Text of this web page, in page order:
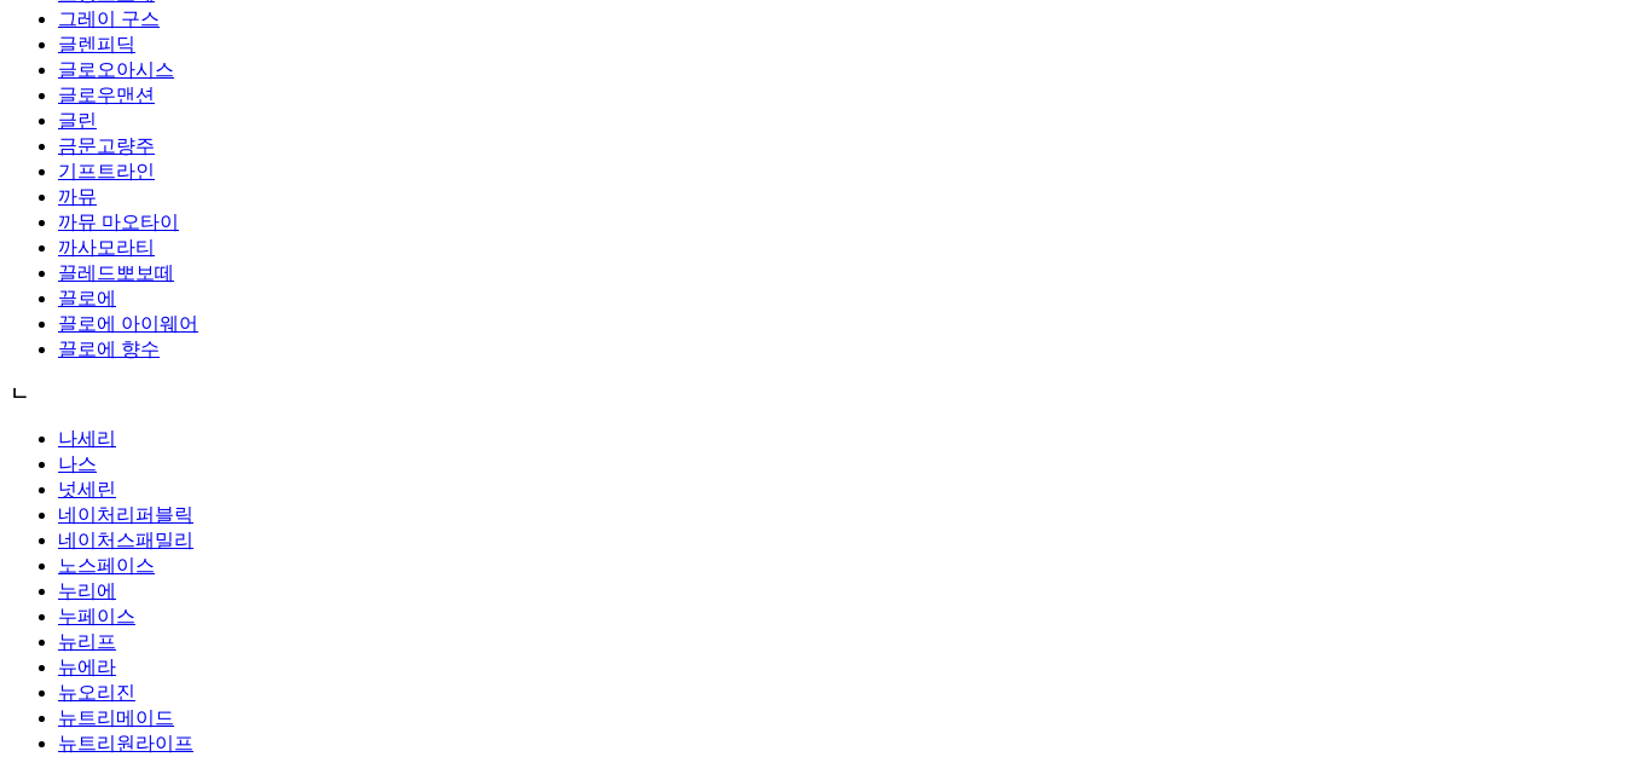
그레이 구스
글렌피딕
글로오아시스
글로우맨션
글린
금문고량주
기프트라인
까뮤
까뮤 마오타이
까사모라티
끌레드뽀보떼
끌로에
끌로에 아이웨어
끌로에 향수
ㄴ
나세리
나스
넛세린
네이처리퍼블릭
네이처스패밀리
노스페이스
누리에
누페이스
뉴리프
뉴에라
뉴오리진
뉴트리메이드
뉴트리원라이프